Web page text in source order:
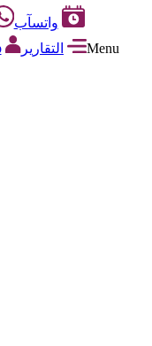
واتسآب
التقارير
Menu